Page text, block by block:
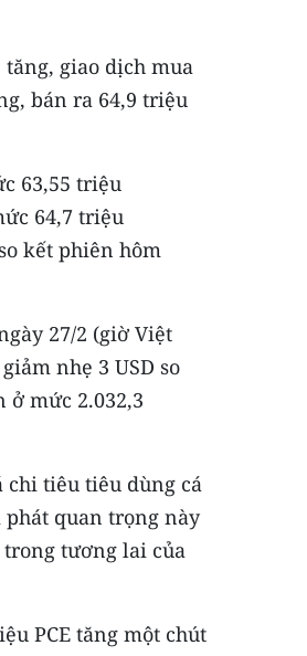
tăng, giao dịch mua
bán ra 64,9 triệu
63,55 triệu
64,7 triệu
kết phiên hôm
27/2 (giờ Việt
nhẹ 3 USD so
mức 2.032,3
chi tiêu tiêu dùng cá
phát quan trọng này
tương lai của
PCE tăng một chút